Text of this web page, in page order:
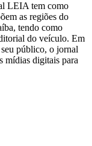
LEIA tem como
as regiões do
tendo como
do veículo. Em
público, o jornal
mídias digitais para